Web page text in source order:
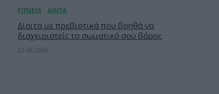
Δίαιτα με πρεβιοτικά που βοηθά να
διαχειριστείς το σωματικό σου βάρος
02.08.2026